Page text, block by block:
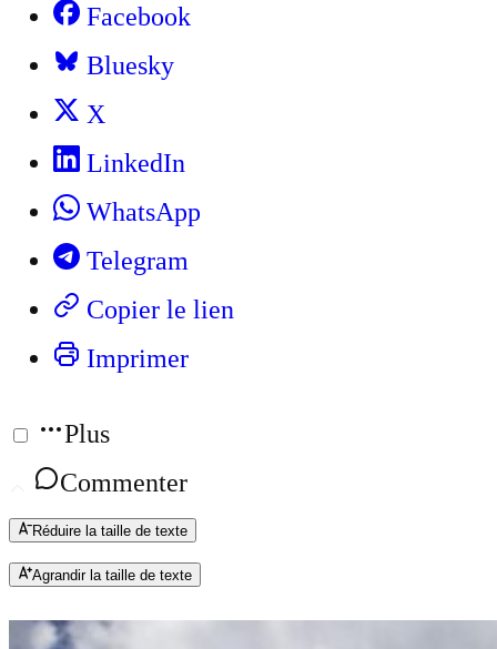
Facebook
Bluesky
X
LinkedIn
WhatsApp
Telegram
Copier le lien
Imprimer
Plus
Commenter
Réduire la taille de texte
Agrandir la taille de texte